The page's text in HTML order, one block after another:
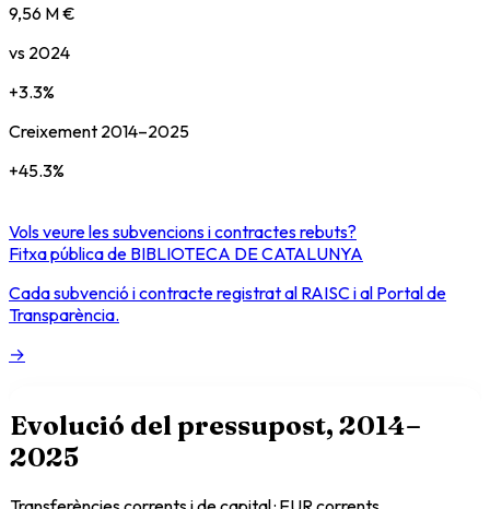
9,56 M €
vs 2024
+3.3%
Creixement 2014–2025
+45.3%
Vols veure les subvencions i contractes rebuts?
Fitxa pública de BIBLIOTECA DE CATALUNYA
Cada subvenció i contracte registrat al RAISC i al Portal de
Transparència.
→
Evolució del pressupost, 2014–
2025